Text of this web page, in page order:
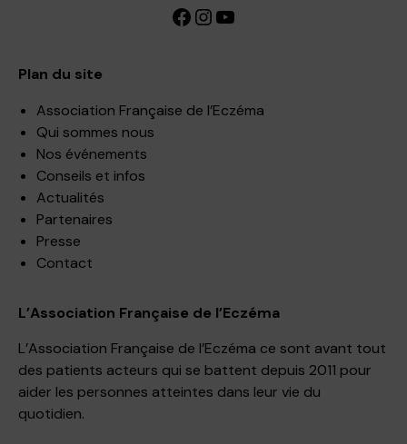
Facebook InstagramYouTube
Plan du site
Association Française de l’Eczéma
Qui sommes nous
Nos événements
Conseils et infos
Actualités
Partenaires
Presse
Contact
L’Association Française de l’Eczéma
L’Association Française de l’Eczéma ce sont avant tout
des patients acteurs qui se battent depuis 2011 pour
aider les personnes atteintes dans leur vie du
quotidien.